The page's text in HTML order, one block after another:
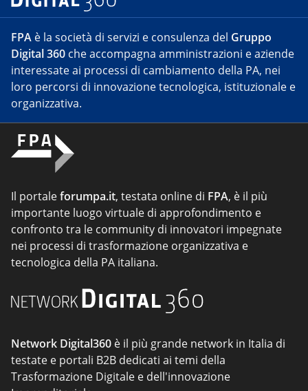
FPA è la società di servizi e consulenza del Gruppo
Digital 360 che accompagna amministrazioni e aziende
interessate ai processi di cambiamento della PA, nei
loro percorsi di innovazione tecnologica, istituzionale e
organizzativa.
Il portaleforumpa.it, testata online di FPA, è il più
importante luogo virtuale di approfondimento e
confronto tra le community di innovatori impegnate
nei processi di trasformazione organizzativa e
tecnologica della PA italiana.
Network Digital360 è il più grande network in Italia di
testate e portali B2B dedicati ai temi della
Trasformazione Digitale e dell'innovazione